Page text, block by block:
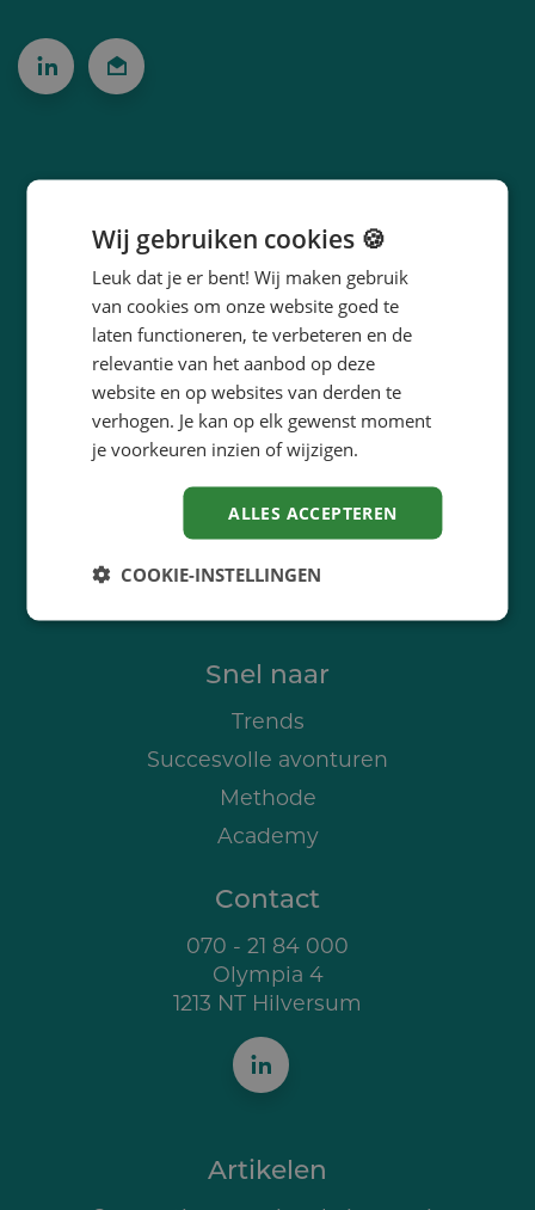
In een notendop
Lüüninnoveert.
Lüünmaakt concreet.
Lüünbegeleidtbij het ontwikkelen van
Snel naar
Trends
Succesvolle avonturen
Methode
Academy
Contact
070 - 21 84 000
Olympia 4
1213 NT Hilversum
Artikelen
Wij gebruiken cookies 🍪
Leuk dat je er bent! Wij maken gebruik
van cookies om onze website goed te
laten functioneren, te verbeteren en de
relevantie van het aanbod op deze
website en op websites van derden te
verhogen. Je kan op elk gewenst moment
je voorkeuren inzien of wijzigen.
ALLES ACCEPTEREN
COOKIE-INSTELLINGEN